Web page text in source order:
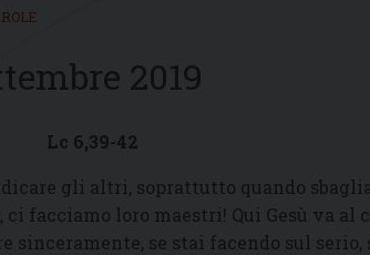
2019
42
gli altri, soprattutto quando
facciamo loro maestri! Qui Gesù va al
sinceramente, se stai facendo sul